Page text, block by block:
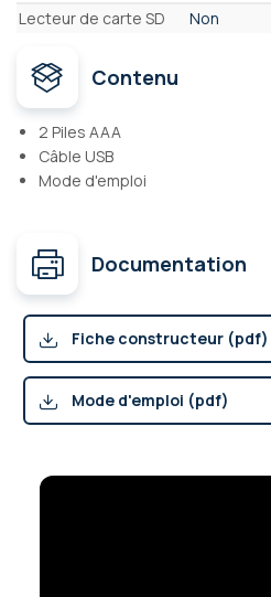
Lecteur de carte SD
Non
Contenu
2 Piles AAA
Câble USB
Mode d'emploi
Documentation
Fiche constructeur (pdf)
Mode d'emploi (pdf)